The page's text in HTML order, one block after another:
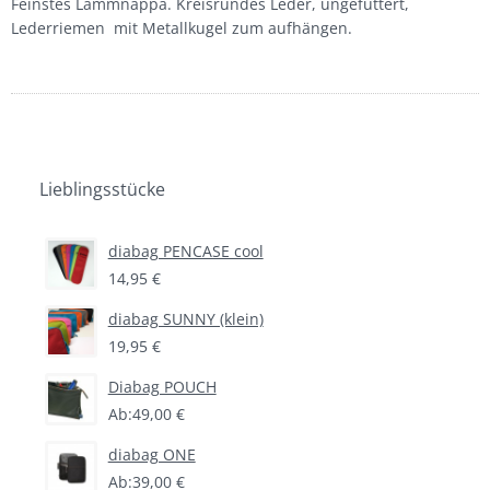
Karen Donndorf
über colin’s
Fertigung
Tradition
Partner
Lederriemen mit Metallkugel zum aufhängen.
Lieblingsstücke
diabag PENCASE cool
14,95 €
diabag SUNNY (klein)
19,95 €
Diabag POUCH
Ab:49,00 €
diabag ONE
Ab:39,00 €